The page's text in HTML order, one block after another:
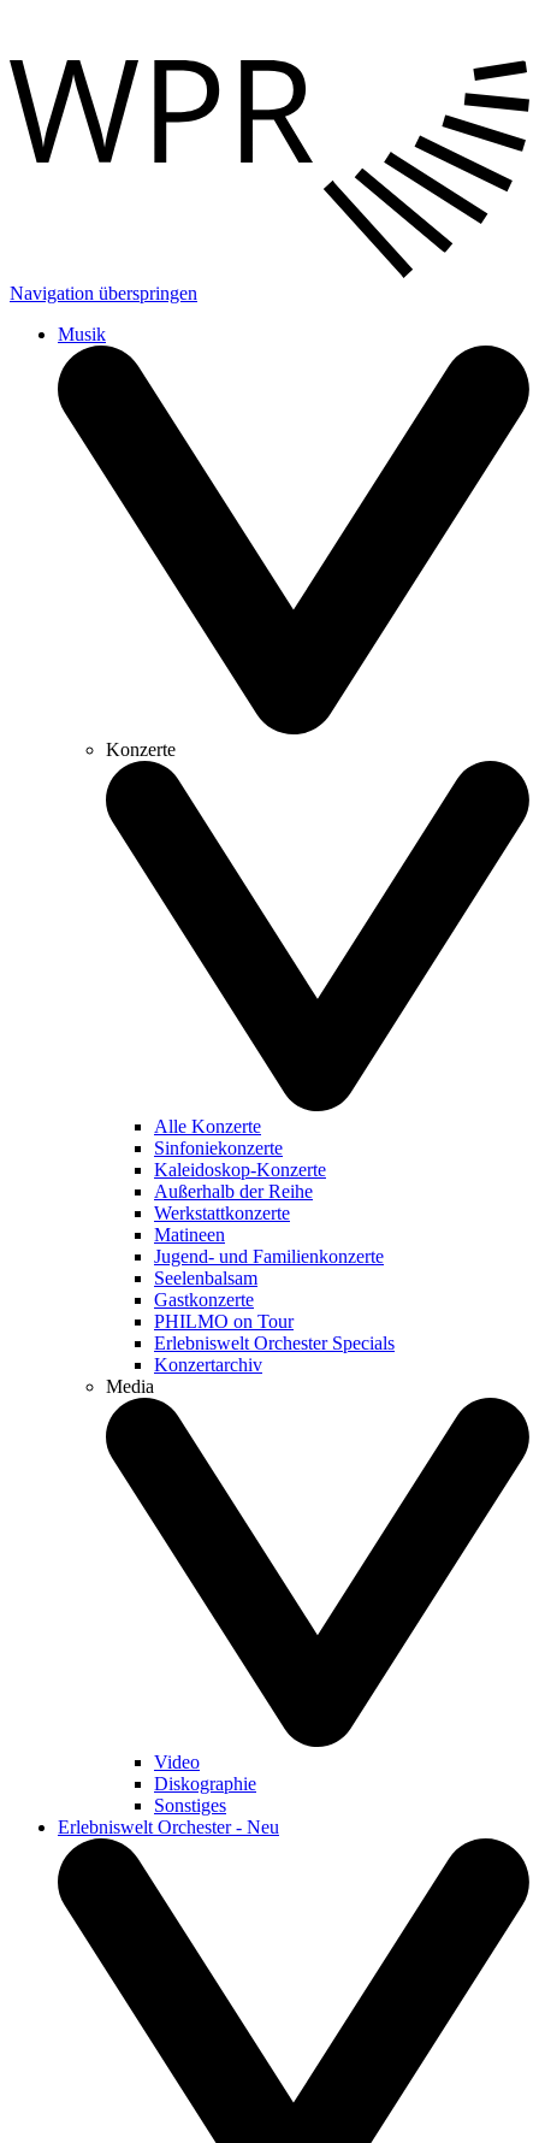
Navigation überspringen
Musik
Konzerte
Alle Konzerte
Sinfoniekonzerte
Kaleidoskop-Konzerte
Außerhalb der Reihe
Werkstattkonzerte
Matineen
Jugend- und Familienkonzerte
Seelenbalsam
Gastkonzerte
PHILMO on Tour
Erlebniswelt Orchester Specials
Konzertarchiv
Media
Video
Diskographie
Sonstiges
Erlebniswelt Orchester - Neu